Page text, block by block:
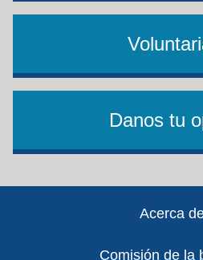
Danos tu
Acerca
Comisión de la